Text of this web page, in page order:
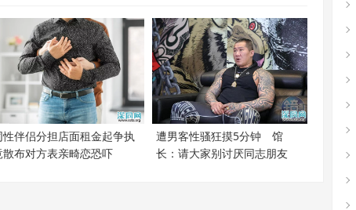
性伴侣分担店面租金起争执
散布对方表亲畸恋恐吓
遭男客性骚狂摸5分钟 馆
长：请大家别讨厌同志朋友